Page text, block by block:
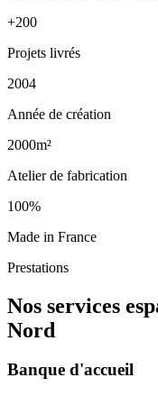
+200
Projets livrés
2004
Année de création
2000m²
Atelier de fabrication
100%
Made in France
Prestations
Nos services
Nord
Banque d'accueil